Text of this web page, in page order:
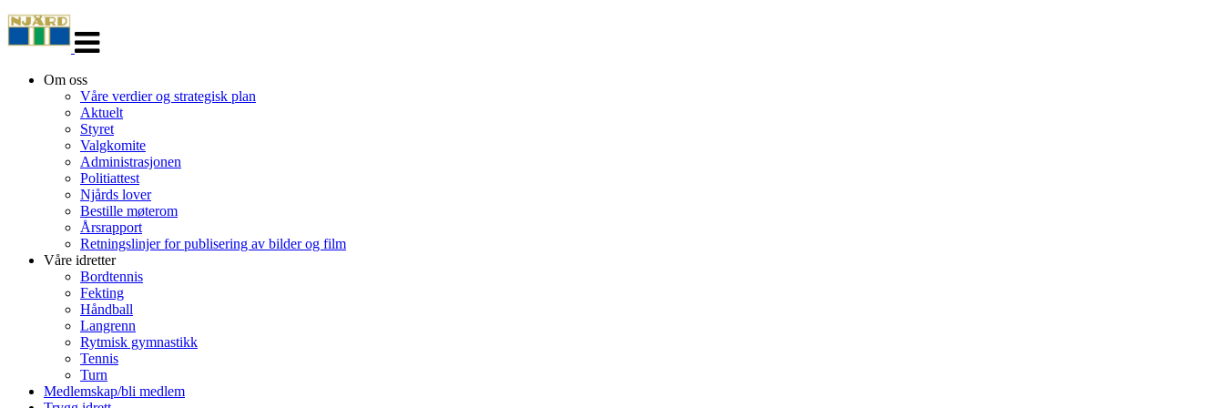
navigasjon
Om oss
Våre verdier og strategisk plan
Aktuelt
Styret
Valgkomite
Administrasjonen
Politiattest
Njårds lover
Bestille møterom
Årsrapport
Retningslinjer for publisering av bilder og film
Våre idretter
Bordtennis
Fekting
Håndball
Langrenn
Rytmisk gymnastikk
Tennis
Turn
Medlemskap/bli medlem